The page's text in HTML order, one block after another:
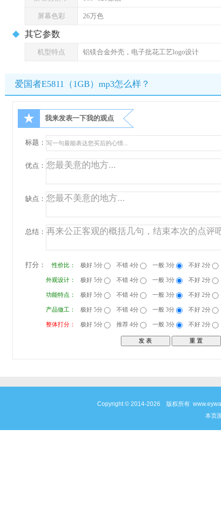
屏幕色彩 26万色
其它参数
机型特点 铝镁合金外壳，电子批花工艺logo设计
爱国者E5811（1GB）mp3怎么样？
★ 我来发表一下我的观点
标题：
优点：
缺点：
总结：
打分： 性价比： 极好 5分 不错 4分 一般 3分 不好 2分
外观设计： 极好 5分 不错 4分 一般 3分 不好 2分
功能特点： 极好 5分 不错 4分 一般 3分 不好 2分
产品做工： 极好 5分 不错 4分 一般 3分 不好 2分
整体打分： 极好 5分 推荐 4分 一般 3分 不好 2分
Copyright © 2014-2026 版权所有
本页